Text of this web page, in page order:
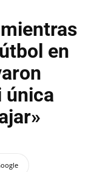
en
única